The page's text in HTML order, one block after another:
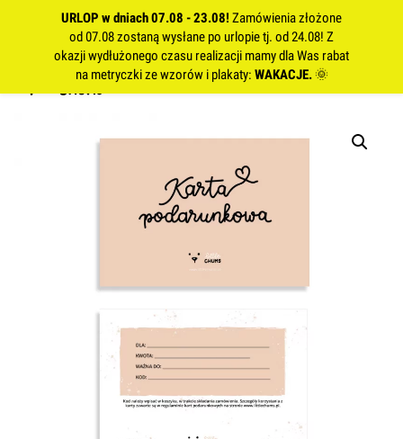
URLOP w dniach 07.08 - 23.08! Zamówienia złożone
od 07.08 zostaną wysłane po urlopie tj. od 24.08! Z
okazji wydłużonego czasu realizacji mamy dla Was rabat
na metryczki ze wzorów i plakaty: WAKACJE.🌞